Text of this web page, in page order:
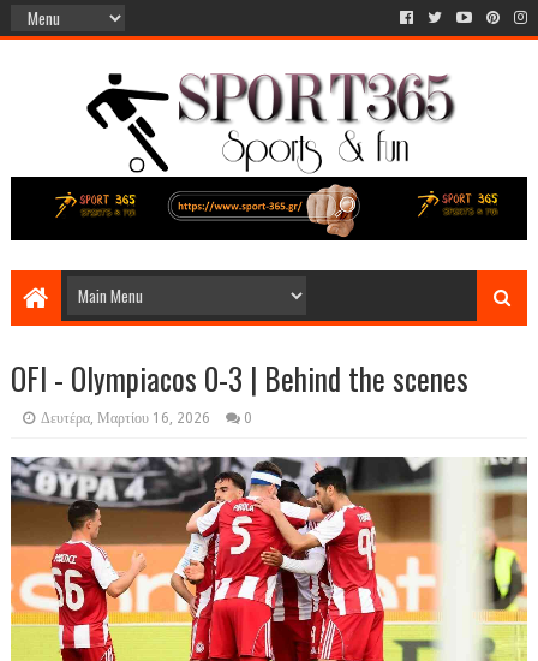
OFI - Olympiacos 0-3 | Behind the scenes
Δευτέρα, Μαρτίου 16, 2026 0